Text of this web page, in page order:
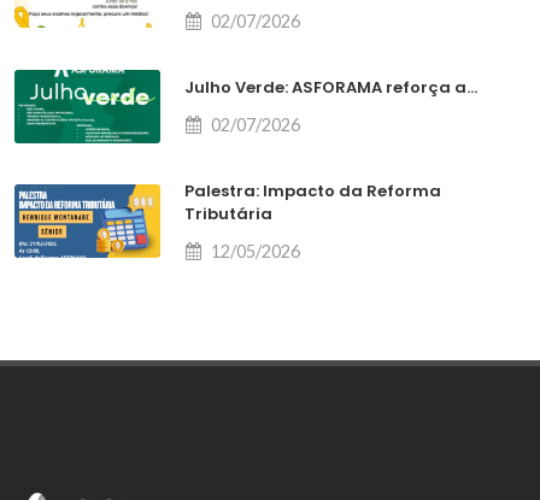
02/07/2026
Julho Verde: ASFORAMA reforça a...
02/07/2026
Palestra: Impacto da Reforma
Tributária
12/05/2026